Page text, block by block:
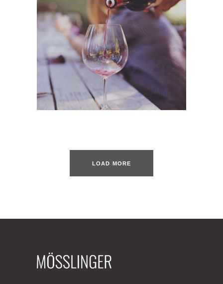
Wineyards
Photography
LOAD MORE